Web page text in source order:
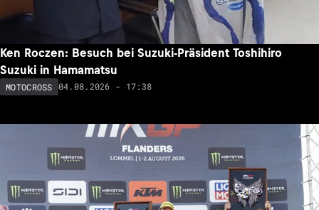
Ken Roczen: Besuch bei Suzuki-Präsident Toshihiro
Suzuki in Hamamatsu
MOTOCROSS 04.08.2026 - 17:38